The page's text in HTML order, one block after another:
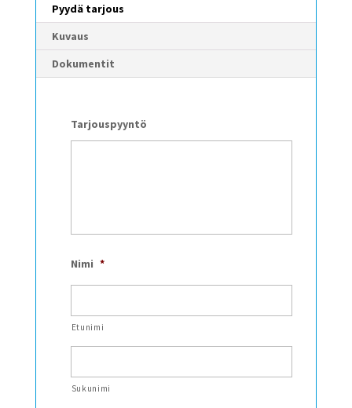
Pyydä tarjous
Kuvaus
Dokumentit
Tarjouspyyntö
Nimi *
Etunimi
Sukunimi